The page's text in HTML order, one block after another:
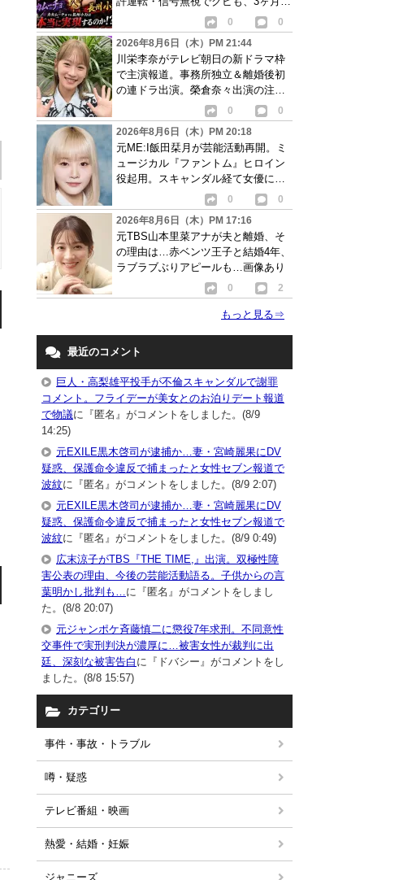
0
0
2026年8月6日（木）PM 21:44
川栄李奈がテレビ朝日の新ドラマ枠
で主演報道。事務所独立＆離婚後初
の連ドラ出演。榮倉奈々出演の注目
0
0
2026年8月6日（木）PM 20:18
元ME:I飯田栞月が芸能活動再開。ミ
ュージカル『ファントム』ヒロイン
役起用。スキャンダル経て女優に転
0
0
2026年8月6日（木）PM 17:16
元TBS山本里菜アナが夫と離婚、そ
の理由は…赤ベンツ王子と結婚4年、
ラブラブぶりアピールも…画像あり
0
2
もっと見る⇒
最近のコメント
巨人・高梨雄平投手が不倫スキャンダルで謝罪
コメント。フライデーが美女とのお泊りデート報道
で物議に『匿名』がコメントをしました。(8/9
14:25)
元EXILE黒木啓司が逮捕か…妻・宮崎麗果にDV
疑惑、保護命令違反で捕まったと女性セブン報道で
波紋に『匿名』がコメントをしました。(8/9 2:07)
元EXILE黒木啓司が逮捕か…妻・宮崎麗果にDV
疑惑、保護命令違反で捕まったと女性セブン報道で
波紋に『匿名』がコメントをしました。(8/9 0:49)
広末涼子がTBS『THE TIME,』出演。双極性障
害公表の理由、今後の芸能活動語る。子供からの言
葉明かし批判も… に『匿名』がコメントをしまし
た。(8/8 20:07)
元ジャンポケ斉藤慎二に懲役7年求刑。不同意性
交事件で実刑判決が濃厚に…被害女性が裁判に出
廷、深刻な被害告白 に『ドバシー』がコメントをし
ました。(8/8 15:57)
カテゴリー
事件・事故・トラブル
噂・疑惑
テレビ番組・映画
熱愛・結婚・妊娠
ジャニーズ